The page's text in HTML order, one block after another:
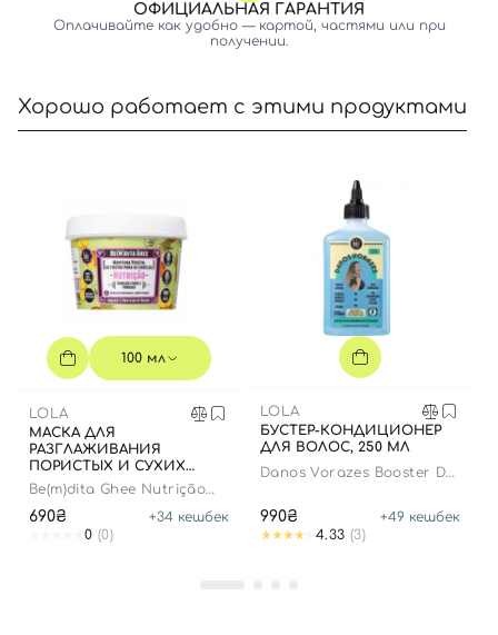
ОФИЦИАЛЬНАЯ ГАРАНТИЯ
Оплачивайте как удобно — картой, частями или при
получении.
Хорошо работает с этими продуктами
100 мл
LOLA
МАСКА ДЛЯ
РАЗГЛАЖИВАНИЯ
ПОРИСТЫХ И СУХИХ
ВОЛОС - 100 МЛ ДО
01.12.2025
Be(m)dita Ghee Nutrição
Bacuri Mask
690₴ +34 кешбек
0 (0)
LOLA
БУСТЕР-КОНДИЦИОНЕР
ДЛЯ ВОЛОС, 250 МЛ
Danos Vorazes Booster De
990₴ +49 кешбек
4.33 (3)